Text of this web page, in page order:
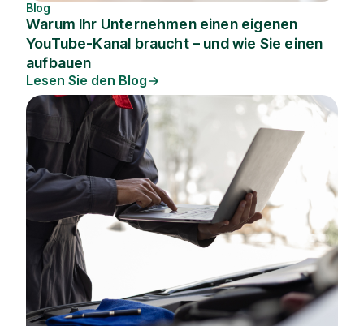
Blog
Warum Ihr Unternehmen einen eigenen
YouTube-Kanal braucht – und wie Sie einen
aufbauen
Lesen Sie den Blog